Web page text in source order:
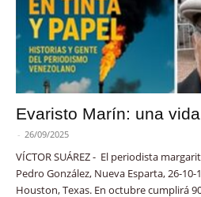
Evaristo Marín: una
- 26/09/2025
VÍCTOR SUÁREZ - El periodista
Pedro González, Nueva Esparta, 26-
Houston, Texas. En octubre cumplirá